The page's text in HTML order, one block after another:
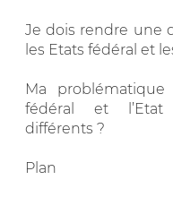
Je dois rendre une
les Etats fédéral et
Ma
fédéral et
différents ?
Plan